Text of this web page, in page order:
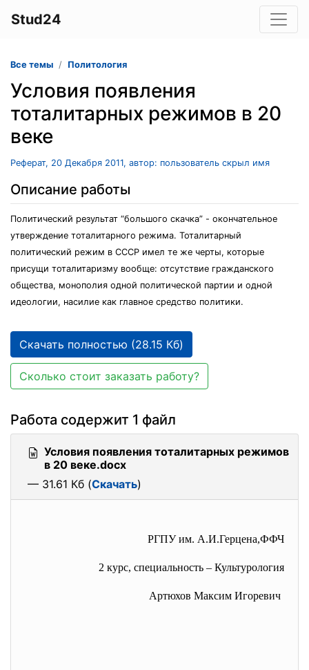
Stud24
Все темы Политология
Условия появления
тоталитарных режимов в 20
веке
Реферат, 20 Декабря 2011, автор: пользователь скрыл имя
Описание работы
Политический результат “большого скачка” - окончательное
утверждение тоталитарного режима. Тоталитарный
политический режим в СССР имел те же черты, которые
присущи тоталитаризму вообще: отсутствие гражданского
общества, монополия одной политической партии и одной
идеологии, насилие как главное средство политики.
Скачать полностью (28.15 Кб)
Сколько стоит заказать работу?
Работа содержит 1 файл
Условия появления тоталитарных режимов
в 20 веке.docx
— 31.61 Кб (Скачать)
РГПУ им. А.И.Герцена,ФФЧ
2 курс, специальность – Культурология
Артюхов Максим Игоревич